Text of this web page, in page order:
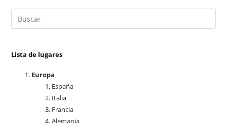
Lista de lugares
Europa
España
Italia
Francia
Alemania